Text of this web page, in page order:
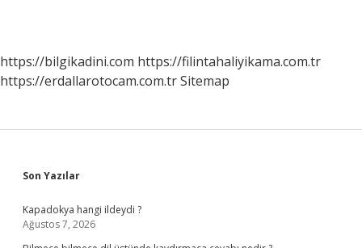
https://bilgikadini.com https://filintahaliyikama.com.tr
https://erdallarotocam.com.trSitemap
Sidebar
Son Yazılar
Kapadokya hangi ildeydi ?
Ağustos 7, 2026